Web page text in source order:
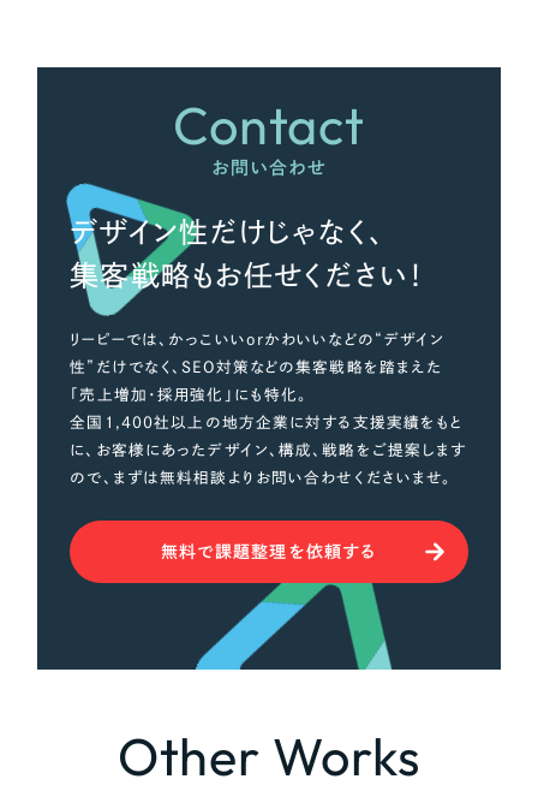
Contact
お問い合わせ
デザイン性だけじゃなく、
集客戦略もお任せください！
リーピーでは、かっこいいorかわいいなどの“デザイン
性”だけでなく、SEO対策などの集客戦略を踏まえた
「売上増加・採用強化」にも特化。
全国1,400社以上の地方企業に対する支援実績をもと
に、お客様にあったデザイン、構成、戦略をご提案します
ので、まずは無料相談よりお問い合わせくださいませ。
無料で課題整理を依頼する
Other Works